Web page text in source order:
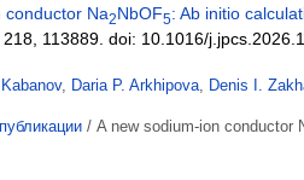
conductor Na2NbOF5: Ab initio
113889. doi: 10.1016/
, Daria P. Arkhipova, Denis I.
/ A new sodium-ion conductor